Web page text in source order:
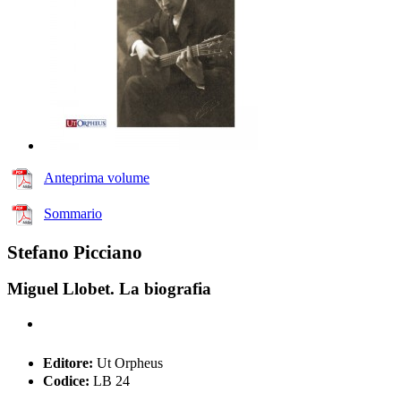
Anteprima volume
Sommario
Stefano Picciano
Miguel Llobet. La biografia
Editore: Ut Orpheus
Codice: LB 24